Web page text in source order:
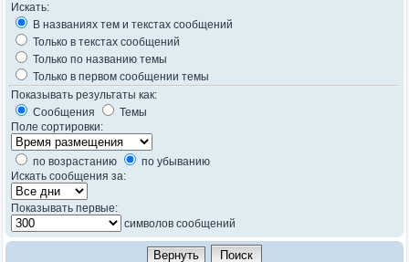
Искать:
В названиях тем и текстах сообщений
Только в текстах сообщений
Только по названию темы
Только в первом сообщении темы
Показывать результаты как:
Сообщения
Темы
Поле сортировки:
по возрастанию
по убыванию
Искать сообщения за:
Показывать первые:
символов сообщений